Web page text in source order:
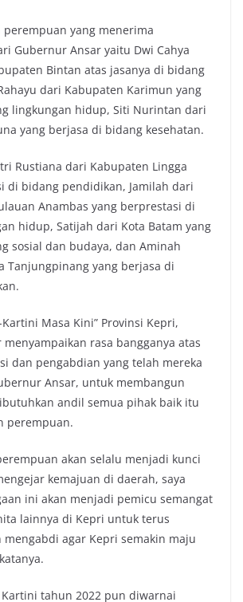
yang menerima
Gubernur Ansar yaitu Dwi Cahya
Bintan atas jasanya di bidang
dari Kabupaten Karimun yang
lingkungan hidup, Siti Nurintan dari
yang berjasa di bidang kesehatan.
Rustiana dari Kabupaten Lingga
di bidang pendidikan, Jamilah dari
Anambas yang berprestasi di
hidup, Satijah dari Kota Batam yang
sosial dan budaya, dan Aminah
Tanjungpinang yang berjasa di
Masa Kini” Provinsi Kepri,
rasa bangganya atas
dan pengabdian yang telah mereka
Ansar, untuk membangun
andil semua pihak baik itu
perempuan.
akan selalu menjadi kunci
kemajuan di daerah, saya
ini akan menjadi pemicu semangat
lainnya di Kepri untuk terus
mengabdi agar Kepri semakin maju
tahun 2022 pun diwarnai